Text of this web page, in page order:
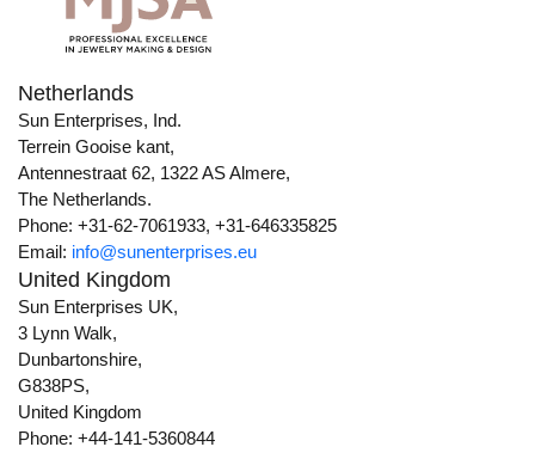
Netherlands
Sun Enterprises, Ind.
Terrein Gooise kant,
Antennestraat 62, 1322 AS Almere,
The Netherlands.
Phone: +31-62-7061933, +31-646335825
Email: info@sunenterprises.eu
United Kingdom
Sun Enterprises UK,
3 Lynn Walk,
Dunbartonshire,
G838PS,
United Kingdom
Phone: +44-141-5360844